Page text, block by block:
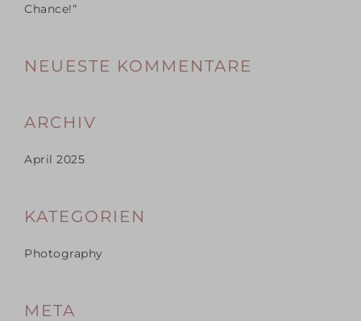
Chance!“
NEUESTE KOMMENTARE
ARCHIV
April 2025
KATEGORIEN
Photography
META